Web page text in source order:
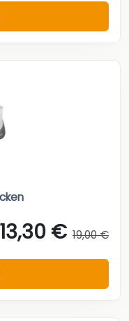
13,30 € 19,00 €